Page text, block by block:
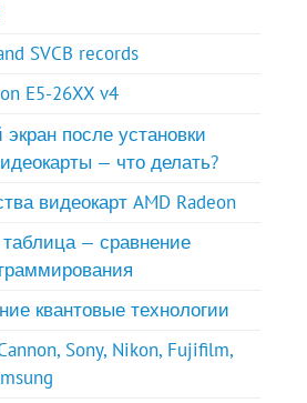
SVCB records
E5-26XX v4
после установки
— что делать?
видеокарт AMD Radeon
— сравнение
квантовые технологии
Sony, Nikon, Fujifilm,